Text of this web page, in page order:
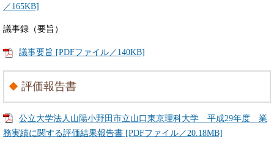
／165KB]
議事録（要旨）
議事要旨 [PDFファイル／140KB]
評価報告書
公立大学法人山陽小野田市立山口東京理科大学 平成29年度 業
務実績に関する評価結果報告書 [PDFファイル／20.18MB]